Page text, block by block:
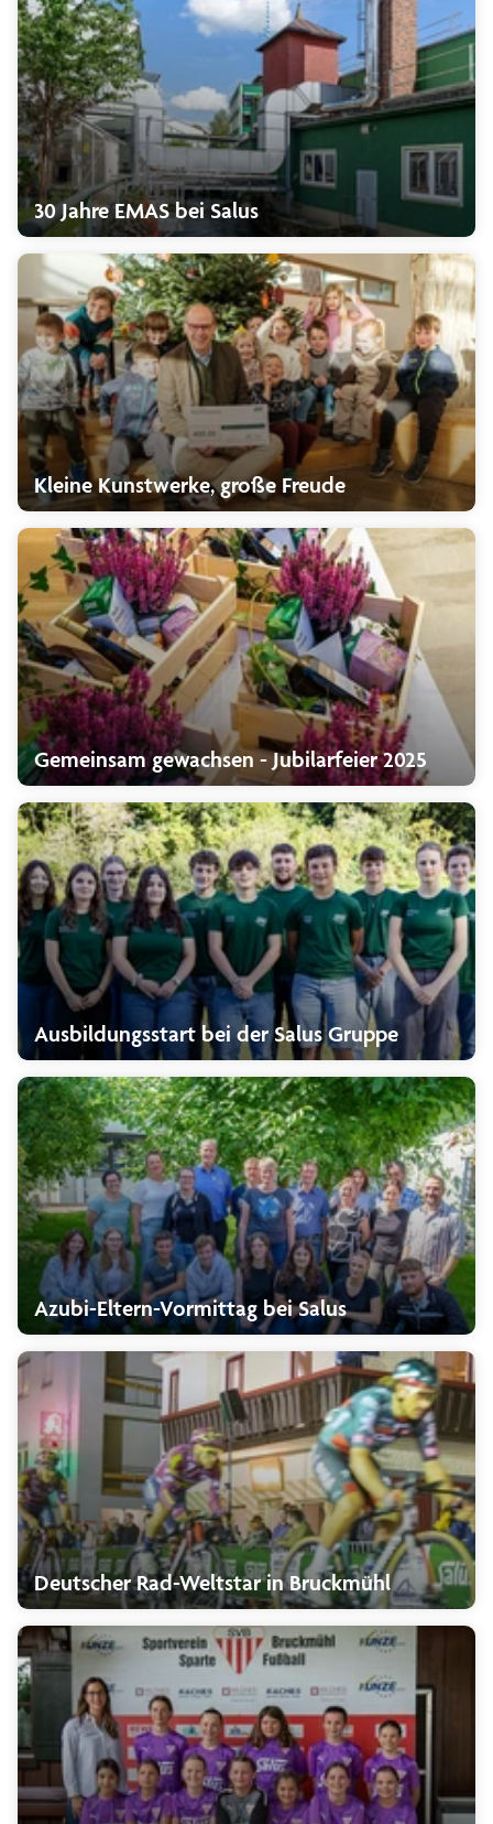
30 Jahre EMAS bei Salus
Kleine Kunstwerke, große Freude
Gemeinsam gewachsen - Jubilarfeier 2025
Ausbildungsstart bei der Salus Gruppe
Azubi-Eltern-Vormittag bei Salus
Deutscher Rad-Weltstar in Bruckmühl